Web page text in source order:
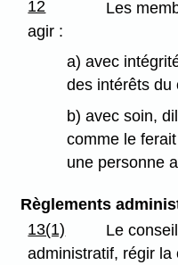
12
Les
agir :
a) avec
des intérêts du
b) avec soin,
comme le
une personne
Règlements
13(1)
Le
administratif, régir